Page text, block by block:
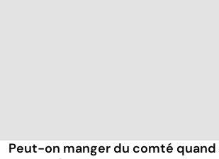
Peut-on manger du comté quand